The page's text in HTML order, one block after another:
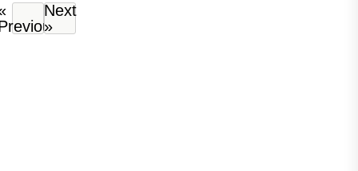
Next
»